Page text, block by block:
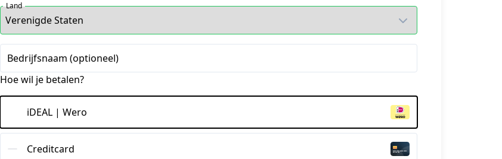
Land
Bedrijfsnaam (optioneel)
Hoe wil je betalen?
iDEAL | Wero
Creditcard